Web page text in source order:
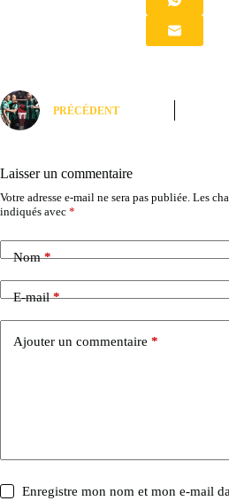
PRÉCÉDENT
Laisser un commentaire
Votre adresse e-mail ne sera pas publiée. Les
indiqués avec *
Nom*
E-mail*
Ajouter un commentaire *
Enregistre mon nom et mon e-mail